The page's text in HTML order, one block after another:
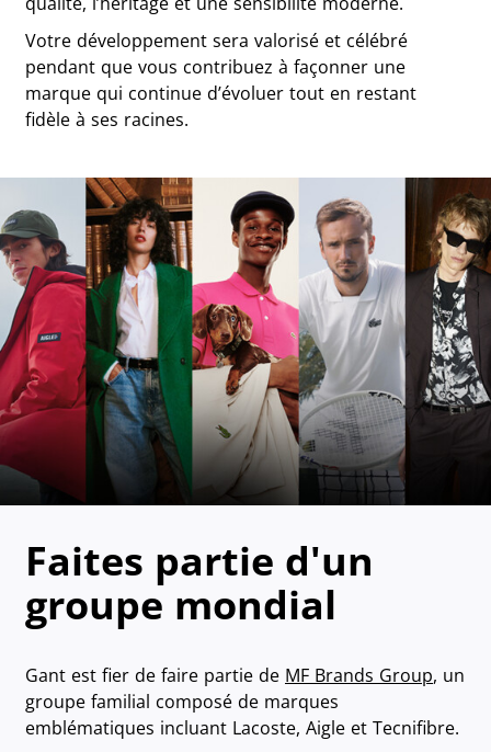
Votre développement sera valorisé et célébré
pendant que vous contribuez à façonner une
marque qui continue d’évoluer tout en restant
fidèle à ses racines.
Faites partie d'un
groupe mondial
Gant est fier de faire partie de MF Brands Group, un
groupe familial composé de marques
emblématiques incluant Lacoste, Aigle et Tecnifibre.